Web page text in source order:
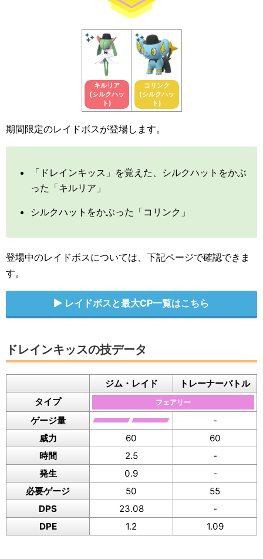
キルリア
(シルクハッ
ト)
コリンク
(シルクハッ
ト)
期間限定のレイドボスが登場します。
「ドレインキッス」を覚えた、シルクハットをかぶ
った「キルリア」
シルクハットをかぶった「コリンク」
登場中のレイドボスについては、下記ページで確認できま
す。
レイドボスと最大CP一覧はこちら
ドレインキッスの技データ
ジム・レイド
トレーナーバトル
タイプ
フェアリー
ゲージ量
-
威力
60
60
時間
2.5
-
発生
0.9
-
必要ゲージ
50
55
DPS
23.08
-
DPE
1.2 1.09